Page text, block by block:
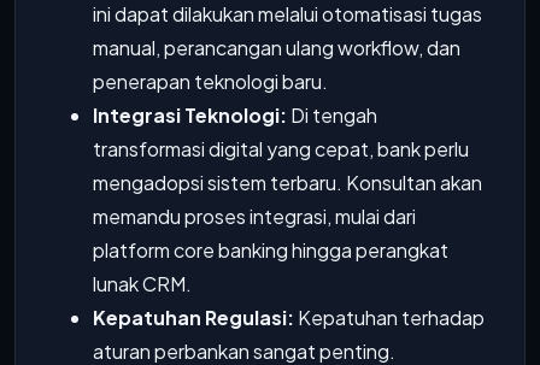
ini dapat dilakukan melalui otomatisasi tugas
manual, perancangan ulang workflow, dan
penerapan teknologi baru.
Integrasi Teknologi: Di tengah
transformasi digital yang cepat, bank perlu
mengadopsi sistem terbaru. Konsultan akan
memandu proses integrasi, mulai dari
platform core banking hingga perangkat
lunak CRM.
Kepatuhan Regulasi: Kepatuhan terhadap
aturan perbankan sangat penting.